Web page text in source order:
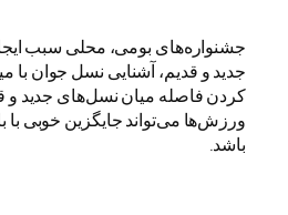
جشنواره‌های بومی، محلی سبب
جدید و قدیم، آشنایی نسل جوان با
کردن فاصله میان نسل‌های جدید و
ورزش‌ها می‌تواند جایگزین خوبی
باشد.